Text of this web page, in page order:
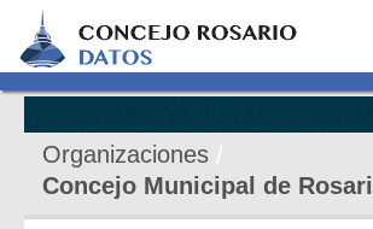
Organizaciones
Concejo Municipal de